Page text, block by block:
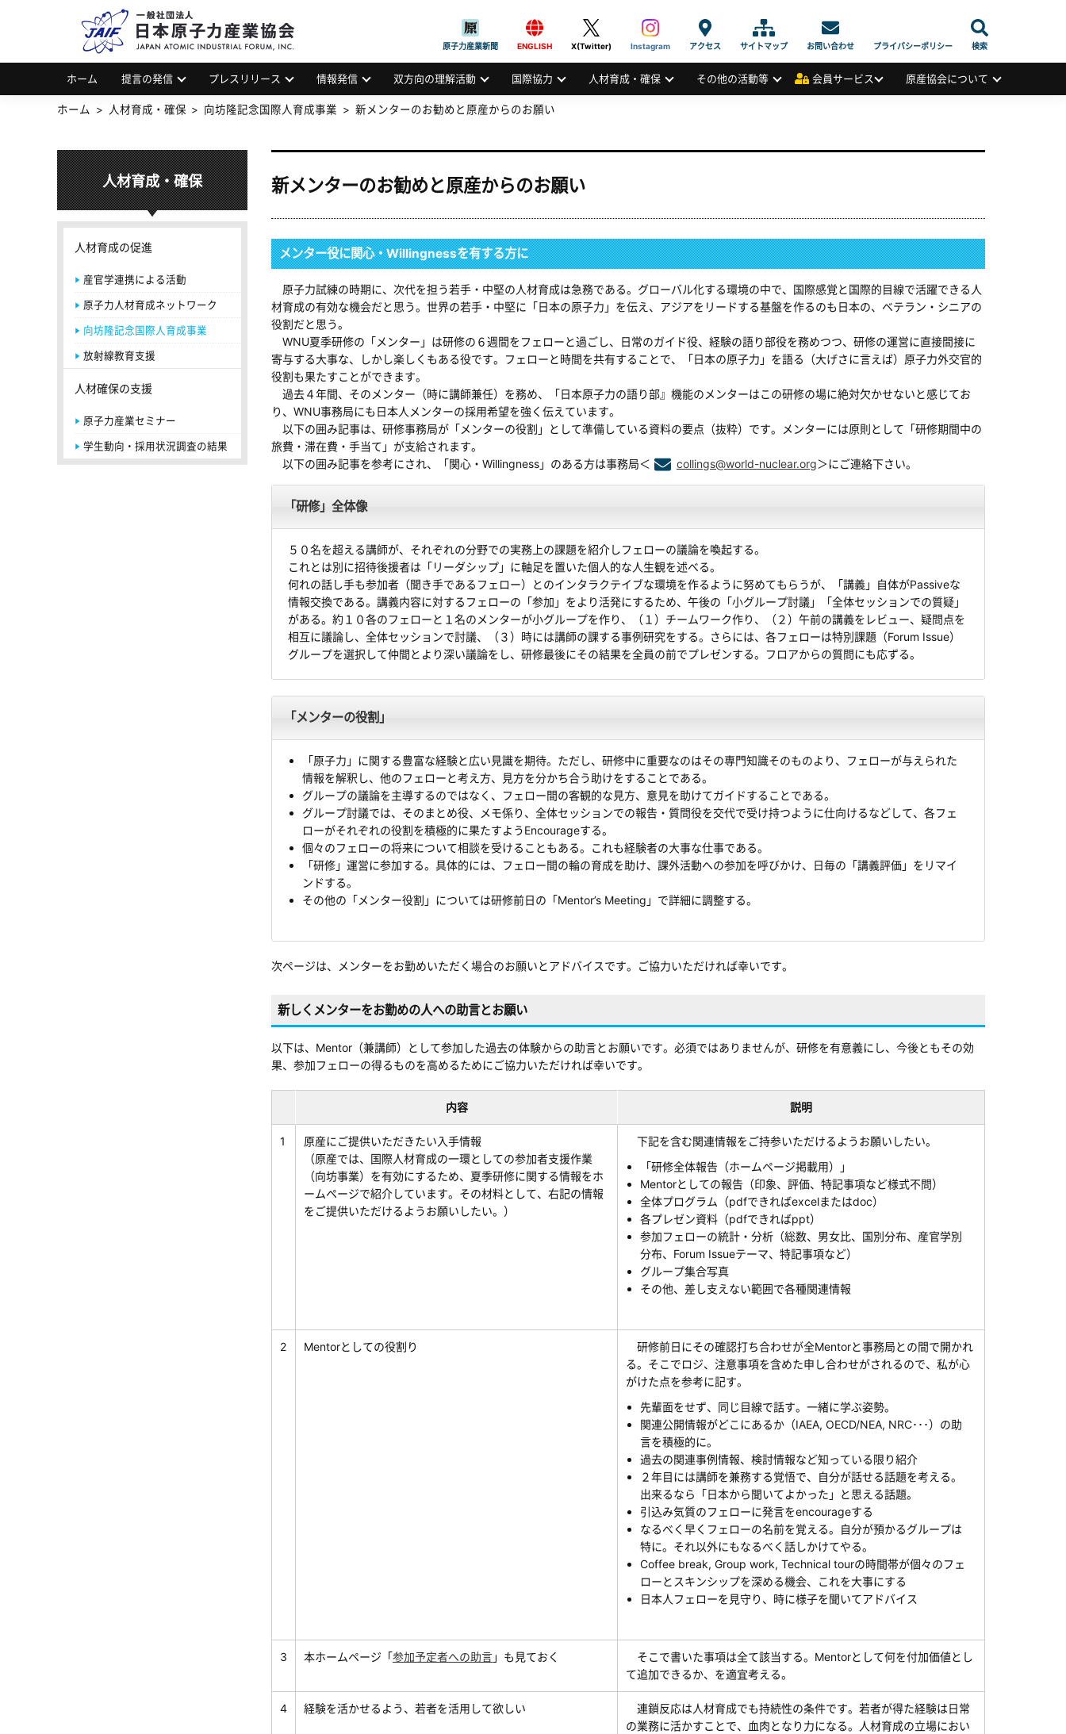
JAPAN ATOMIC INDUSTRIAL FORUM, INC.
原子力産業新聞 ENGLISH X(Twitter) Instagram アクセス サイトマップ お問い合わせ プライバシーポリシー 検索
ホーム 提言の発信 プレスリリース 情報発信 双方向の理解活動 国際協力 人材育成・確保 その他の活動等 会員サービス 原産協会について
ホーム 人材育成・確保 向坊隆記念国際人育成事業 新メンターのお勧めと原産からのお願い
新メンターのお勧めと原産からのお願い
メンター役に関心・Willingnessを有する方に
原子力試練の時期に、次代を担う若手・中堅の人材育成は急務である。グローバル化する環境の中で、国際感覚と国際的目線で活躍できる人
材育成の有効な機会だと思う。世界の若手・中堅に「日本の原子力」を伝え、アジアをリードする基盤を作るのも日本の、ベテラン・シニアの
役割だと思う。
WNU夏季研修の「メンター」は研修の６週間をフェローと過ごし、日常のガイド役、経験の語り部役を務めつつ、研修の運営に直接間接に
寄与する大事な、しかし楽しくもある役です。フェローと時間を共有することで、「日本の原子力」を語る（大げさに言えば）原子力外交官的
役割も果たすことができます。
過去４年間、そのメンター（時に講師兼任）を務め、「日本原子力の語り部』機能のメンターはこの研修の場に絶対欠かせないと感じてお
り、WNU事務局にも日本人メンターの採用希望を強く伝えています。
以下の囲み記事は、研修事務局が「メンターの役割」として準備している資料の要点（抜粋）です。メンターには原則として「研修期間中の
旅費・滞在費・手当て」が支給されます。
以下の囲み記事を参考にされ、「関心・Willingness」のある方は事務局＜
collings@world-nuclear.org＞にご連絡下さい。
「研修」全体像
５０名を超える講師が、それぞれの分野での実務上の課題を紹介しフェローの議論を喚起する。
これとは別に招待後援者は「リーダシップ」に軸足を置いた個人的な人生観を述べる。
何れの話し手も参加者（聞き手であるフェロー）とのインタラクテイブな環境を作るように努めてもらうが、「講義」自体がPassiveな
情報交換である。講義内容に対するフェローの「参加」をより活発にするため、午後の「小グループ討議」「全体セッションでの質疑」
がある。約１０各のフェローと１名のメンターが小グループを作り、（１）チームワーク作り、（２）午前の講義をレビュー、疑問点を
相互に議論し、全体セッションで討議、（３）時には講師の課する事例研究をする。さらには、各フェローは特別課題（Forum Issue）
グループを選択して仲間とより深い議論をし、研修最後にその結果を全員の前でプレゼンする。フロアからの質問にも応ずる。
「メンターの役割」
「原子力」に関する豊富な経験と広い見識を期待。ただし、研修中に重要なのはその専門知識そのものより、フェローが与えられた
情報を解釈し、他のフェローと考え方、見方を分かち合う助けをすることである。
グループの議論を主導するのではなく、フェロー間の客観的な見方、意見を助けてガイドすることである。
グループ討議では、そのまとめ役、メモ係り、全体セッションでの報告・質問役を交代で受け持つように仕向けるなどして、各フェ
ローがそれぞれの役割を積極的に果たすようEncourageする。
個々のフェローの将来について相談を受けることもある。これも経験者の大事な仕事である。
「研修」運営に参加する。具体的には、フェロー間の輪の育成を助け、課外活動への参加を呼びかけ、日毎の「講義評価」をリマイ
ンドする。
その他の「メンター役割」については研修前日の「Mentor’s Meeting」で詳細に調整する。
次ページは、メンターをお勤めいただく場合のお願いとアドバイスです。ご協力いただければ幸いです。
新しくメンターをお勤めの人への助言とお願い
以下は、Mentor（兼講師）として参加した過去の体験からの助言とお願いです。必須ではありませんが、研修を有意義にし、今後ともその効
果、参加フェローの得るものを高めるためにご協力いただければ幸いです。
内容 説明
1
原産にご提供いただきたい入手情報
（原産では、国際人材育成の一環としての参加者支援作業
（向坊事業）を有効にするため、夏季研修に関する情報をホ
ームページで紹介しています。その材料として、右記の情報
をご提供いただけるようお願いしたい。）
下記を含む関連情報をご持参いただけるようお願いしたい。
「研修全体報告（ホームページ掲載用）」
Mentorとしての報告（印象、評価、特記事項など様式不問）
全体プログラム（pdfできればexcelまたはdoc）
各プレゼン資料（pdfできればppt）
参加フェローの統計・分析（総数、男女比、国別分布、産官学別
分布、Forum Issueテーマ、特記事項など）
グループ集合写真
その他、差し支えない範囲で各種関連情報
2 Mentorとしての役割り
研修前日にその確認打ち合わせが全Mentorと事務局との間で開かれ
る。そこでロジ、注意事項を含めた申し合わせがされるので、私が心
がけた点を参考に記す。
先輩面をせず、同じ目線で話す。一緒に学ぶ姿勢。
関連公開情報がどこにあるか（IAEA, OECD/NEA, NRC･･･）の助
言を積極的に。
過去の関連事例情報、検討情報など知っている限り紹介
２年目には講師を兼務する覚悟で、自分が話せる話題を考える。
出来るなら「日本から聞いてよかった」と思える話題。
引込み気質のフェローに発言をencourageする
なるべく早くフェローの名前を覚える。自分が預かるグループは
特に。それ以外にもなるべく話しかけてやる。
Coffee break, Group work, Technical tourの時間帯が個々のフェ
ローとスキンシップを深める機会、これを大事にする
日本人フェローを見守り、時に様子を聞いてアドバイス
3 本ホームページ「参加予定者への助言」も見ておく
そこで書いた事項は全て該当する。Mentorとして何を付加価値とし
て追加できるか、を適宜考える。
4 経験を活かせるよう、若者を活用して欲しい
連鎖反応は人材育成でも持続性の条件です。若者が得た経験は日常
の業務に活かすことで、血肉となり力になる。人材育成の立場におい
人材育成・確保
人材育成の促進
産官学連携による活動
原子力人材育成ネットワーク
向坊隆記念国際人育成事業
放射線教育支援
人材確保の支援
原子力産業セミナー
学生動向・採用状況調査の結果